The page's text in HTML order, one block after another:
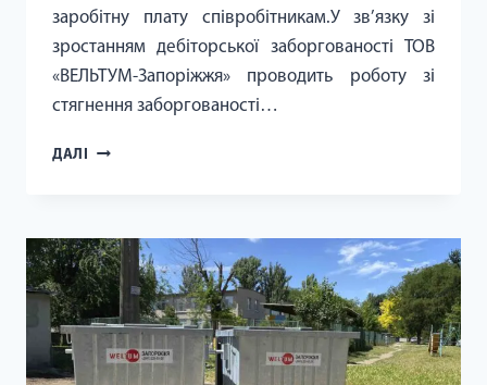
заробітну плату співробітникам.У зв’язку зі
зростанням дебіторської заборгованості ТОВ
«ВЕЛЬТУМ-Запоріжжя» проводить роботу зі
стягнення заборгованості…
ДАЛІ
РАХУНКИ
НЕОДМІННО
ПОТРІБНО
СПЛАЧУВАТИ